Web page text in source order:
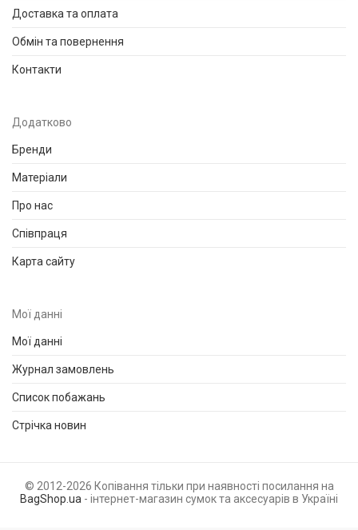
Доставка та оплата
Обмін та повернення
Контакти
Додатково
Бренди
Матеріали
Про нас
Співпраця
Карта сайту
Мої данні
Мої данні
Журнал замовлень
Список побажань
Стрічка новин
© 2012-2026 Копівання тільки при наявності посилання на
BagShop.ua - інтернет-магазин сумок та аксесуарів в Україні